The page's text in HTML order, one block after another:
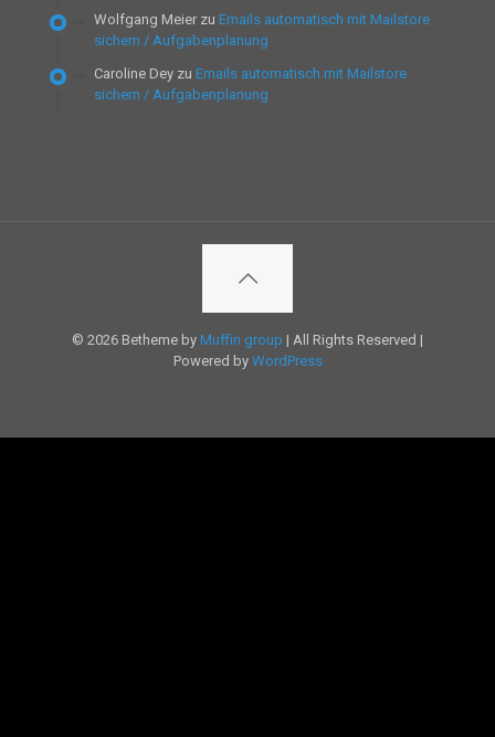
Wolfgang Meier zu Emails automatisch mit Mailstore
sichern / Aufgabenplanung
Caroline Dey zu Emails automatisch mit Mailstore
sichern / Aufgabenplanung
© 2026 Betheme by Muffin group | All Rights Reserved |
Powered by WordPress